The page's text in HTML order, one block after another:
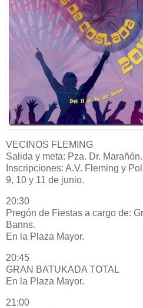
VECINOS FLEMING
Salida y meta: Pza. Dr. Marañón.
Inscripciones: A.V. Fleming y
9, 10 y 11 de junio.
20:30
Pregón de Fiestas a cargo de:
Banns.
En la Plaza Mayor.
20:45
GRAN BATUKADA TOTAL
En la Plaza Mayor.
21:00